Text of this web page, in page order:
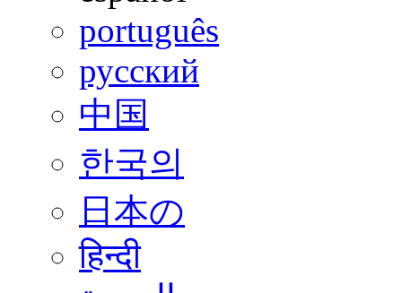
português
русский
中国
한국의
日本の
हिन्दी